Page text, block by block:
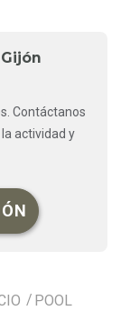
Contáctanos
actividad y
POOL